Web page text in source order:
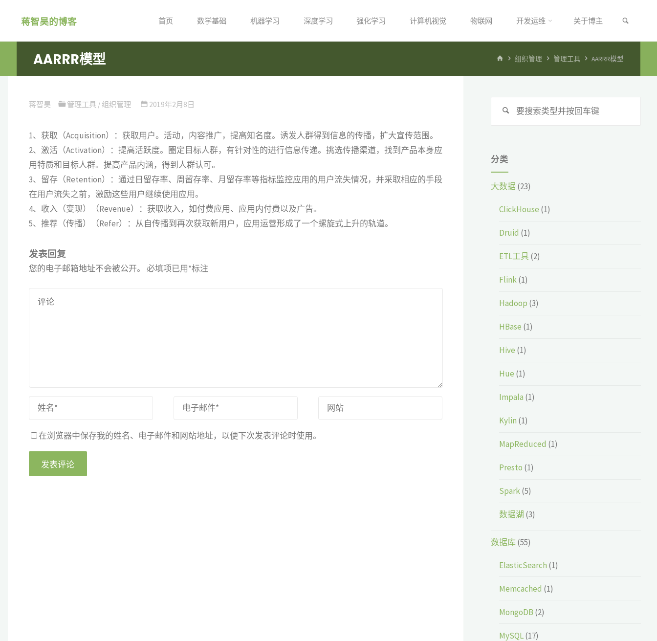
蒋智昊的博客 首页 数学基础 机器学习 深度学习 强化学习 计算机视觉 物联网 开发运维 关于博主
AARRR模型
首 组织管理 管理工具 AARRR模型
蒋智昊 管理工具 / 组织管理 2019年2月8日
1、获取（Acquisition）：获取用户。活动，内容推广，提高知名度。诱发人群得到信息的传播，扩大宣传范围。
2、激活（Activation）：提高活跃度。圈定目标人群，有针对性的进行信息传递。挑选传播渠道，找到产品本身应
用特质和目标人群。提高产品内涵，得到人群认可。
3、留存（Retention）：通过日留存率、周留存率、月留存率等指标监控应用的用户流失情况，并采取相应的手段
在用户流失之前，激励这些用户继续使用应用。
4、收入（变现）（Revenue）：获取收入，如付费应用、应用内付费以及广告。
5、推荐（传播）（Refer）：从自传播到再次获取新用户，应用运营形成了一个螺旋式上升的轨道。
发表回复
您的电子邮箱地址不会被公开。 必填项已用*标注
在浏览器中保存我的姓名、电子邮件和网站地址，以便下次发表评论时使用。
搜
分类
大数据(23)
ClickHouse (1)
Druid (1)
ETL工具(2)
Flink(1)
Hadoop (3)
HBase (1)
Hive (1)
Hue (1)
Impala (1)
Kylin (1)
MapReduced (1)
Presto (1)
Spark(5)
数据湖 (3)
数据库(55)
ElasticSearch (1)
Memcached (1)
MongoDB (2)
MySQL(17)